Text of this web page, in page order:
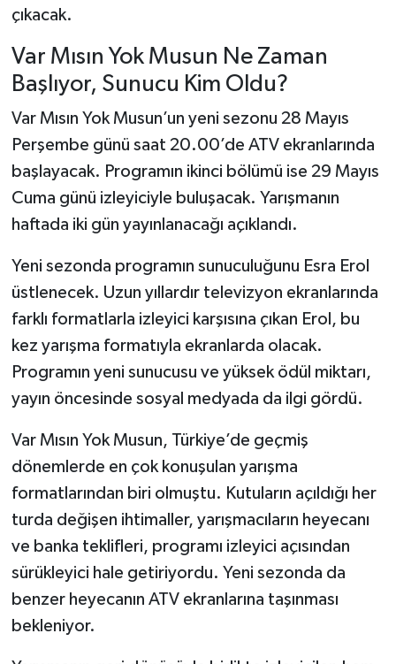
çıkacak.
Var Mısın Yok Musun Ne Zaman
Başlıyor, Sunucu Kim Oldu?
Var Mısın Yok Musun’un yeni sezonu 28 Mayıs
Perşembe günü saat 20.00’de ATV ekranlarında
başlayacak. Programın ikinci bölümü ise 29 Mayıs
Cuma günü izleyiciyle buluşacak. Yarışmanın
haftada iki gün yayınlanacağı açıklandı.
Yeni sezonda programın sunuculuğunu Esra Erol
üstlenecek. Uzun yıllardır televizyon ekranlarında
farklı formatlarla izleyici karşısına çıkan Erol, bu
kez yarışma formatıyla ekranlarda olacak.
Programın yeni sunucusu ve yüksek ödül miktarı,
yayın öncesinde sosyal medyada da ilgi gördü.
Var Mısın Yok Musun, Türkiye’de geçmiş
dönemlerde en çok konuşulan yarışma
formatlarından biri olmuştu. Kutuların açıldığı her
turda değişen ihtimaller, yarışmacıların heyecanı
ve banka teklifleri, programı izleyici açısından
sürükleyici hale getiriyordu. Yeni sezonda da
benzer heyecanın ATV ekranlarına taşınması
bekleniyor.